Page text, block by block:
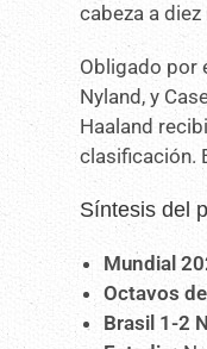
cabeza a
Obligado por
Nyland, y
Haaland
clasificación.
Síntesis del
Mundial
Octavos
Brasil 1-2